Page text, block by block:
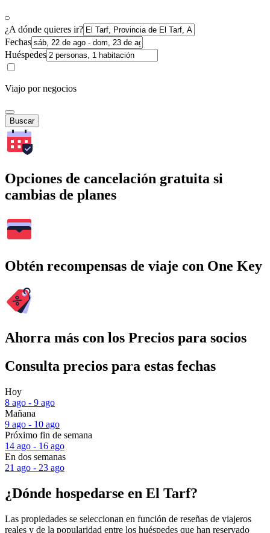
¿A dónde quieres ir?
Fechas
Huéspedes
Viajo por negocios
Buscar
Opciones de cancelación gratuita si
cambias de planes
Obtén recompensas de viaje con One Key
Ahorra más con los Precios para socios
Consulta precios para estas fechas
Hoy
8 ago - 9 ago
Mañana
9 ago - 10 ago
Próximo fin de semana
14 ago - 16 ago
En dos semanas
21 ago - 23 ago
¿Dónde hospedarse en El Tarf?
Las propiedades se seleccionan en función de reseñas de viajeros
reales y de la popularidad entre los huéspedes que han reservado